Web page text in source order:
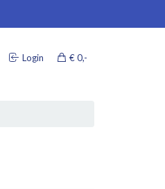
Login € 0,-